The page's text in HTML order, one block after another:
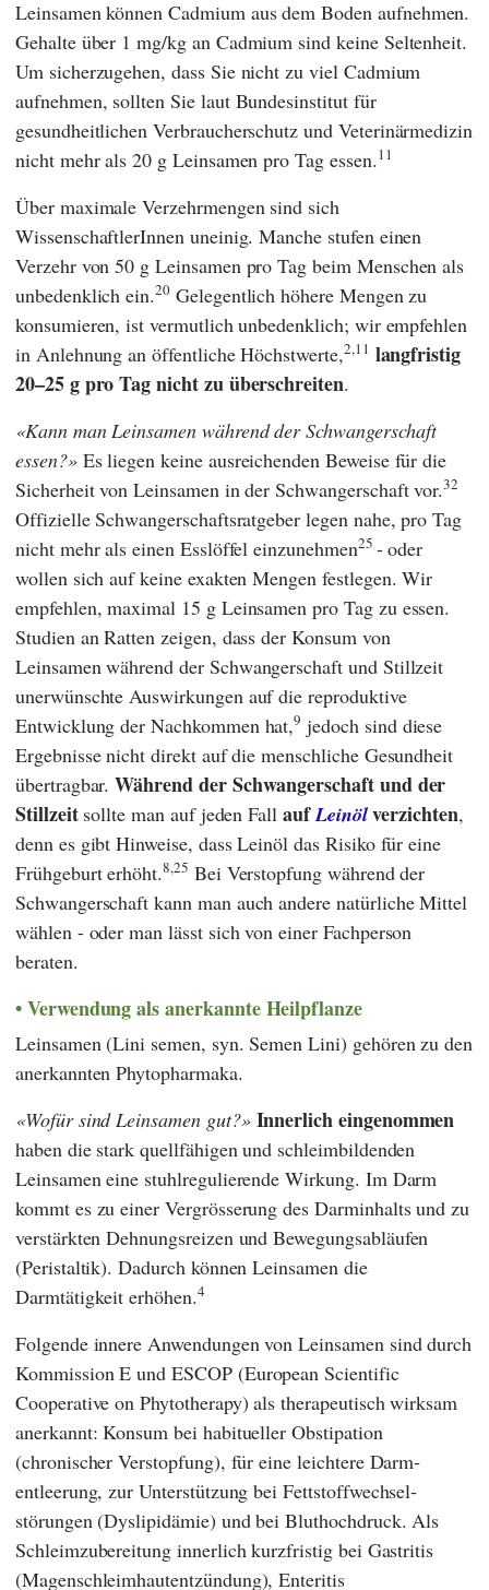
Leinsamen können Cadmium aus dem Boden aufnehmen.
Gehalte über 1 mg/kg an Cadmium sind keine Seltenheit.
Um sicherzugehen, dass Sie nicht zu viel Cadmium
aufnehmen, sollten Sie laut Bundesinstitut für
gesundheitlichen Verbraucherschutz und Veterinärmedizin
nicht mehr als 20 g Leinsamen pro Tag essen.11
Über maximale Verzehrmengen sind sich
WissenschaftlerInnen uneinig. Manche stufen einen
Verzehr von 50 g Leinsamen pro Tag beim Menschen als
unbedenklich ein.20 Gelegentlich höhere Mengen zu
konsumieren, ist vermutlich unbedenklich; wir empfehlen
in Anlehnung an öffentliche Höchstwerte,2,11 langfristig
20–25 g pro Tag nicht zu überschreiten.
Kann man Leinsamen während der Schwangerschaft
essen? Es liegen keine ausreichenden Beweise für die
Sicherheit von Leinsamen in der Schwangerschaft vor.32
Offizielle Schwangerschaftsratgeber legen nahe, pro Tag
nicht mehr als einen Esslöffel einzunehmen25 - oder
wollen sich auf keine exakten Mengen festlegen. Wir
empfehlen, maximal 15 g Leinsamen pro Tag zu essen.
Studien an Ratten zeigen, dass der Konsum von
Leinsamen während der Schwangerschaft und Stillzeit
unerwünschte Auswirkungen auf die reproduktive
Entwicklung der Nachkommen hat,9 jedoch sind diese
Ergebnisse nicht direkt auf die menschliche Gesundheit
übertragbar.Während der Schwangerschaft und der
Stillzeitsollte man auf jeden FallaufLeinölverzichten,
denn es gibt Hinweise, dass Leinöl das Risiko für eine
Frühgeburt erhöht.8,25 Bei Verstopfung während der
Schwangerschaft kann man auch andere natürliche Mittel
wählen - oder man lässt sich von einer Fachperson
beraten.
Verwendung als anerkannte Heilpflanze
Leinsamen (Lini semen, syn. Semen Lini) gehören zu den
anerkannten Phytopharmaka.
Wofür sind Leinsamen gut? Innerlich eingenommen
haben die stark quellfähigen und schleimbildenden
Leinsamen eine stuhlregulierende Wirkung. Im Darm
kommt es zu einer Vergrösserung des Darminhalts und zu
verstärkten Dehnungsreizen und Bewegungsabläufen
(Peristaltik). Dadurch können Leinsamen die
Darmtätigkeit erhöhen.4
Folgende innere Anwendungen von Leinsamen sind durch
Kommission E undESCOP (European Scientific
Cooperative on Phytotherapy)als therapeutisch wirksam
anerkannt: Konsum bei habitueller Obstipation
(chronischer Verstopfung), für eine leichtere Darm­
entleerung, zur Unterstützung bei Fett­stoffwechsel­
störungen (Dyslipidämie) und bei Bluthochdruck. Als
Schleimzubereitung innerlich kurzfristig bei Gastritis
(Magen­schleimhaut­entzündung), Enteritis